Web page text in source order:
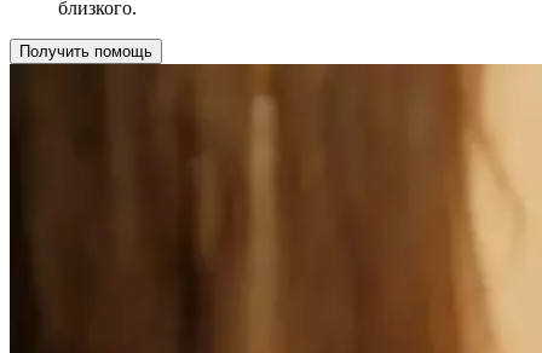
близкого.
Получить помощь